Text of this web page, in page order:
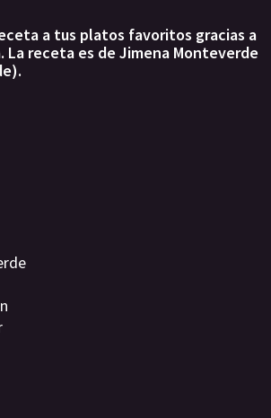
a tus platos favoritos gracias a
La receta es de Jimena Monteverde